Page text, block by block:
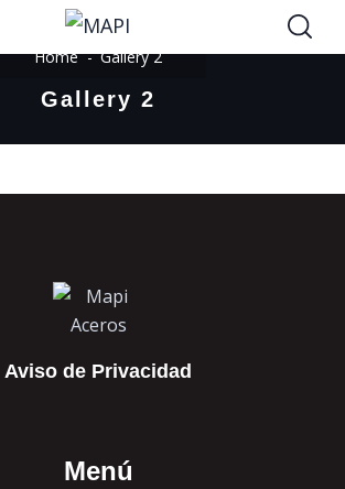
Home Gallery 2
Gallery 2
Aviso de Privacidad
Menú